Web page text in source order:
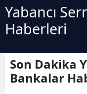
Yabancı
Haberleri
Son Dakika
Bankalar